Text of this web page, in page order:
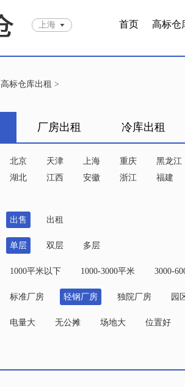
上海 首页 高标仓
高标仓库出租 >
厂房出租 冷库出租
北京 天津 上海 重庆
黑龙江
湖北 江西 安徽 浙江
福建
出售 出租
单层 双层 多层
1000平米以下 1000-3000平米 3000-
标准厂房 轻钢厂房 独院厂房 园
电量大 无公摊 场地大 位置好